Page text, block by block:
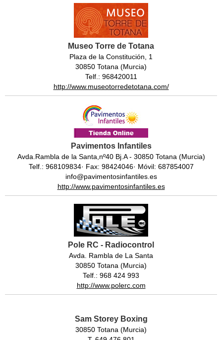
Museo Torre de Totana
Plaza de la Constitución, 1
30850 Totana (Murcia)
Telf.: 968420011
http://www.museotorredetotana.com/
Pavimentos Infantiles
Avda.Rambla de la Santa,nº40 Bj.A - 30850 Totana (Murcia)
Telf.: 968109834· Fax: 98424046· Móvil: 687854007
info@pavimentosinfantiles.es
http://www.pavimentosinfantiles.es
Pole RC - Radiocontrol
Avda. Rambla de La Santa
30850 Totana (Murcia)
Telf.: 968 424 993
http://www.polerc.com
Sam Storey Boxing
30850 Totana (Murcia)